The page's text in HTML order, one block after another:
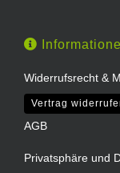
Widerrufsrecht &
Vertrag
AGB
Privatsphäre und